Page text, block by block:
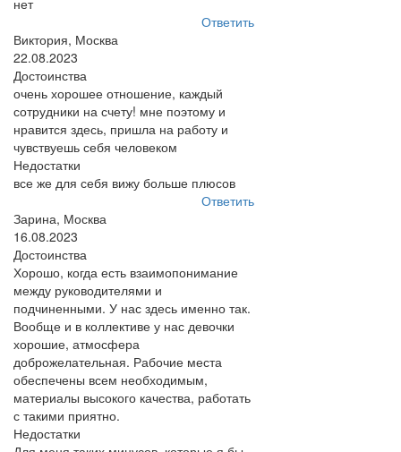
нет
Ответить
Виктория, Москва
22.08.2023
Достоинства
очень хорошее отношение, каждый
сотрудники на счету! мне поэтому и
нравится здесь, пришла на работу и
чувствуешь себя человеком
Недостатки
все же для себя вижу больше плюсов
Ответить
Зарина, Москва
16.08.2023
Достоинства
Хорошо, когда есть взаимопонимание
между руководителями и
подчиненными. У нас здесь именно так.
Вообще и в коллективе у нас девочки
хорошие, атмосфера
доброжелательная. Рабочие места
обеспечены всем необходимым,
материалы высокого качества, работать
с такими приятно.
Недостатки